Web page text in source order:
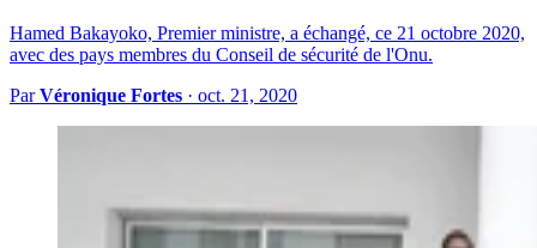
Hamed Bakayoko, Premier ministre, a échangé, ce 21 octobre 2020,
avec des pays membres du Conseil de sécurité de l'Onu.
ParVéronique Fortes · oct. 21, 2020